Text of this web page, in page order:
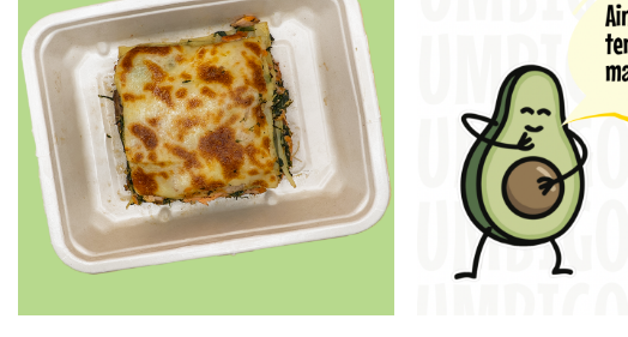
Adicionar
aos
favoritos